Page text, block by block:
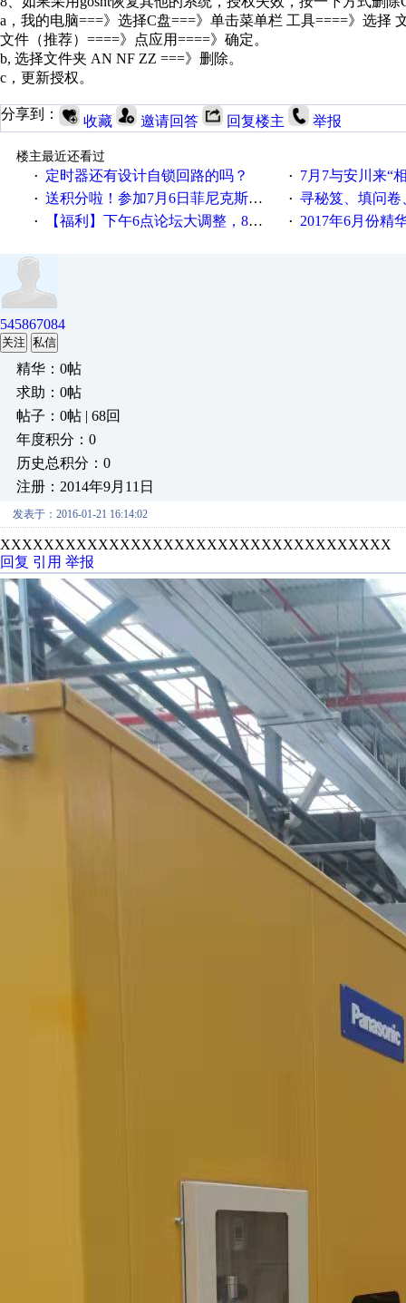
a，我的电脑===》选择C盘===》单击菜单栏 工具====》选择
文件（推荐）====》点应用====》确定。
b, 选择文件夹 AN NF ZZ ===》删除。
c，更新授权。
分享到： 收藏 邀请回答 回复楼主 举报
楼主最近还看过
·
定时器还有设计自锁回路的吗？ · 7月7与安川来“
· 送积分啦！参加7月6日菲尼克斯在线研讨会即得 · 寻秘笈、填问卷
· 【福利】下午6点论坛大调整，8点服务器内存升级 · 2017年6月份精
545867084
关注 私信
精华：0帖
求助：0帖
帖子：0帖 | 68回
年度积分：0
历史总积分：0
注册：2014年9月11日
发表于：2016-01-21 16:14:02
XXXXXXXXXXXXXXXXXXXXXXXXXXXXXXXXXXXX
回复 引用 举报